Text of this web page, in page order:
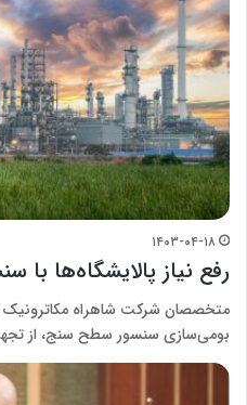
۱۴۰۳-۰۴-۱۸
رفع نیاز پالایشگاه‌ها
متخصصان شرکت شاهراه
بومی‌سازی سنسور سطح سنج، از